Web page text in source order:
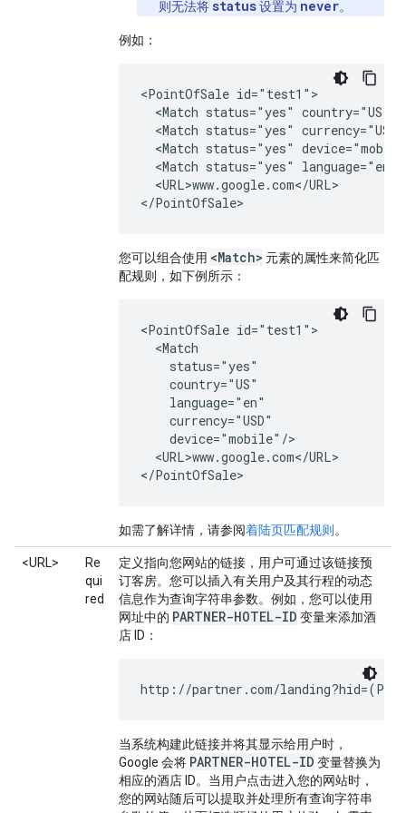
则无法将 status设置为 never。
例如：
<PointOfSale id="test1">
  <Match status="yes" country="US"/>
<Match status="yes"
<Match status="yes"
<Match status="yes"
  <URL>www.google.com</URL>
</PointOfSale>
您可以组合使用 <Match> 元素的属性来简化匹
配规则，如下例所示：
<PointOfSale id="test1">
  <Match
    status="yes"
    country="US"
    language="en"
    currency="USD"
    device="mobile"/>
  <URL>www.google.com</URL>
</PointOfSale>
如需了解详情，请参阅着陆页匹配规则 。
<URL>
Re
qui
red
定义指向您网站的链接，用户可通过该链接预
订客房。您可以插入有关用户及其行程的动态
信息作为查询字符串参数。例如，您可以使用
网址中的 PARTNER-HOTEL-ID 变量来添加酒
店 ID：
http://partner.com/
当系统构建此链接并将其显示给用户时，
Google 会将 PARTNER-HOTEL-ID 变量替换为
相应的酒店 ID。当用户点击进入您的网站时，
您的网站随后可以提取并处理所有查询字符串